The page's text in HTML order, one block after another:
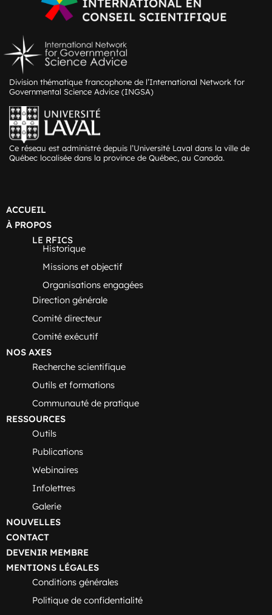
Division thématique francophone de l’International Network for
Governmental Science Advice (INGSA)
Ce réseau est administré depuis l’Université Laval dans la ville de
Québec localisée dans la province de Québec, au Canada.
ACCUEIL
À PROPOS
LE RFICS
Historique
Missions et objectif
Organisations engagées
Direction générale
Comité directeur
Comité exécutif
NOS AXES
Recherche scientifique
Outils et formations
Communauté de pratique
RESSOURCES
Outils
Publications
Webinaires
Infolettres
Galerie
NOUVELLES
CONTACT
DEVENIR MEMBRE
MENTIONS LÉGALES
Conditions générales
Politique de confidentialité